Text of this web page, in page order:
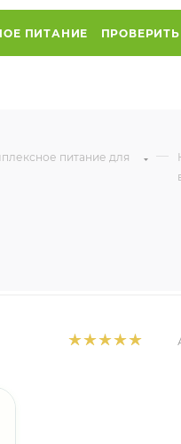
ПИТАНИЕ
питание для —